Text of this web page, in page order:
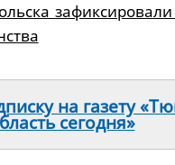
зафиксировали
на газету
сегодня»